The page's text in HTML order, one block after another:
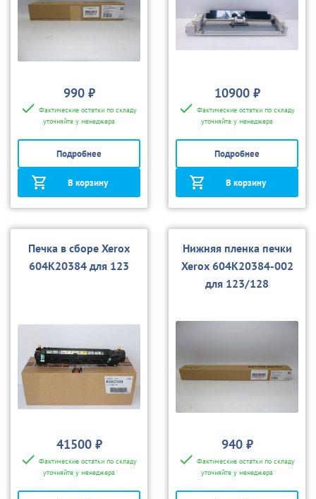
990 ₽
Фактические остатки по складу
уточняйте у менеджера
Подробнее
В корзину
10900 ₽
Фактические остатки по складу
уточняйте у менеджера
Подробнее
В корзину
Печка в сборе Xerox
604K20384 для 123
41500 ₽
Фактические остатки по складу
уточняйте у менеджера
Нижняя пленка печки
Xerox 604K20384-002
для 123/128
940 ₽
Фактические остатки по складу
уточняйте у менеджера